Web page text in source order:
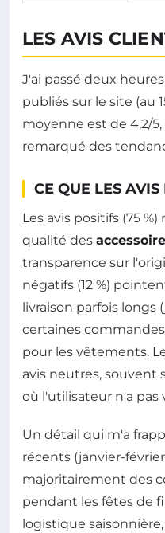
LES AVIS
J'ai passé deux
publiés sur le site (au
moyenne est de 4,2/
remarqué des
CE QUE LES AVIS
Les avis positifs (75
qualité des
transparence sur
négatifs (12 %)
livraison parfois longs
certaines
pour les vêtements.
avis neutres, souvent
où l'utilisateur n'a pas
Un détail qui m'a
récents (janvier-
majoritairement des
pendant les fêtes de
logistique